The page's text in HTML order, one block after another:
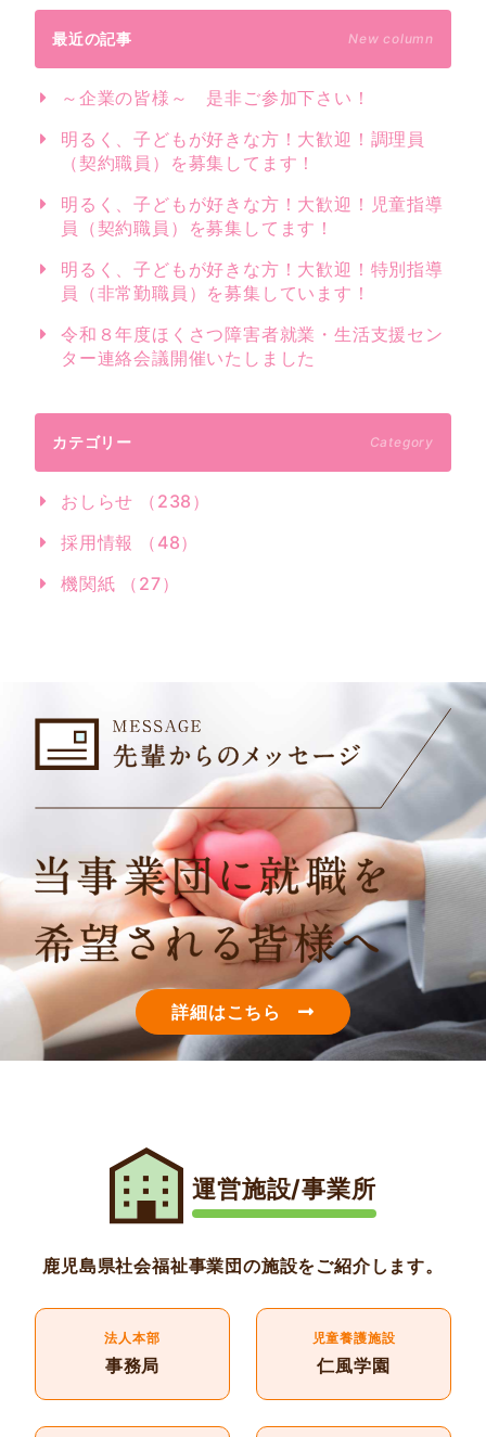
最近の記事 New column
～企業の皆様～ 是非ご参加下さい！
明るく、子どもが好きな方！大歓迎！調理員
（契約職員）を募集してます！
明るく、子どもが好きな方！大歓迎！児童指導
員（契約職員）を募集してます！
明るく、子どもが好きな方！大歓迎！特別指導
員（非常勤職員）を募集しています！
令和８年度ほくさつ障害者就業・生活支援セン
ター連絡会議開催いたしました
カテゴリー Category
おしらせ （238）
採用情報 （48）
機関紙 （27）
詳細はこちら
運営施設/事業所
鹿児島県社会福祉事業団の施設をご紹介します。
法人本部
事務局
児童養護施設
仁風学園